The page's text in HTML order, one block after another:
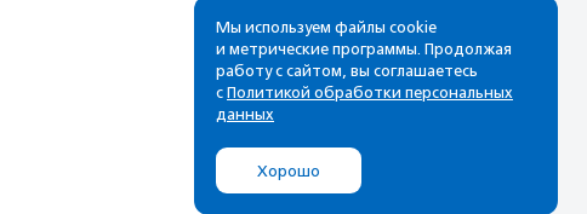
Мы используем файлы cookie
и метрические программы. Продолжая
работу с сайтом, вы соглашаетесь
с Политикой обработки персональных
данных
Хорошо